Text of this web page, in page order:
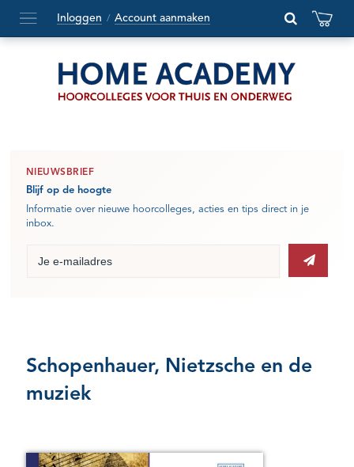
Hoofdmenu
openen
Inloggen / Account aanmaken
NIEUWSBRIEF
Blijf op de hoogte
Informatie over nieuwe hoorcolleges, acties en tips direct in je
inbox.
Schopenhauer, Nietzsche en de
muziek